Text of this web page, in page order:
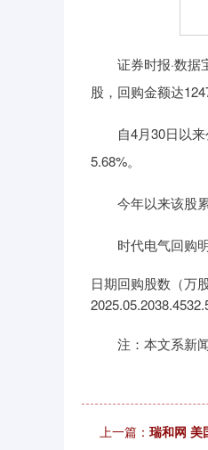
证券时报·数据宝
股，回购金额达
自4月30日以来
5.68%。
今年以来该股累
时代电气回购
日期回购股数（万
注：本文系新闻
上一篇： 瑞和网 美